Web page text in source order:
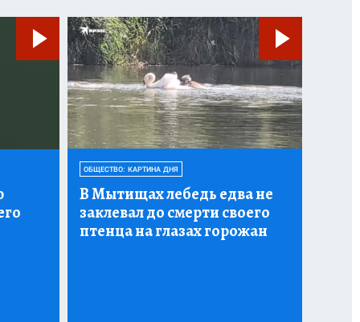
ОБЩЕСТВО: КАРТИНА ДНЯ
В Мытищах лебедь едва не
заклевал до смерти своего
птенца на глазах горожан